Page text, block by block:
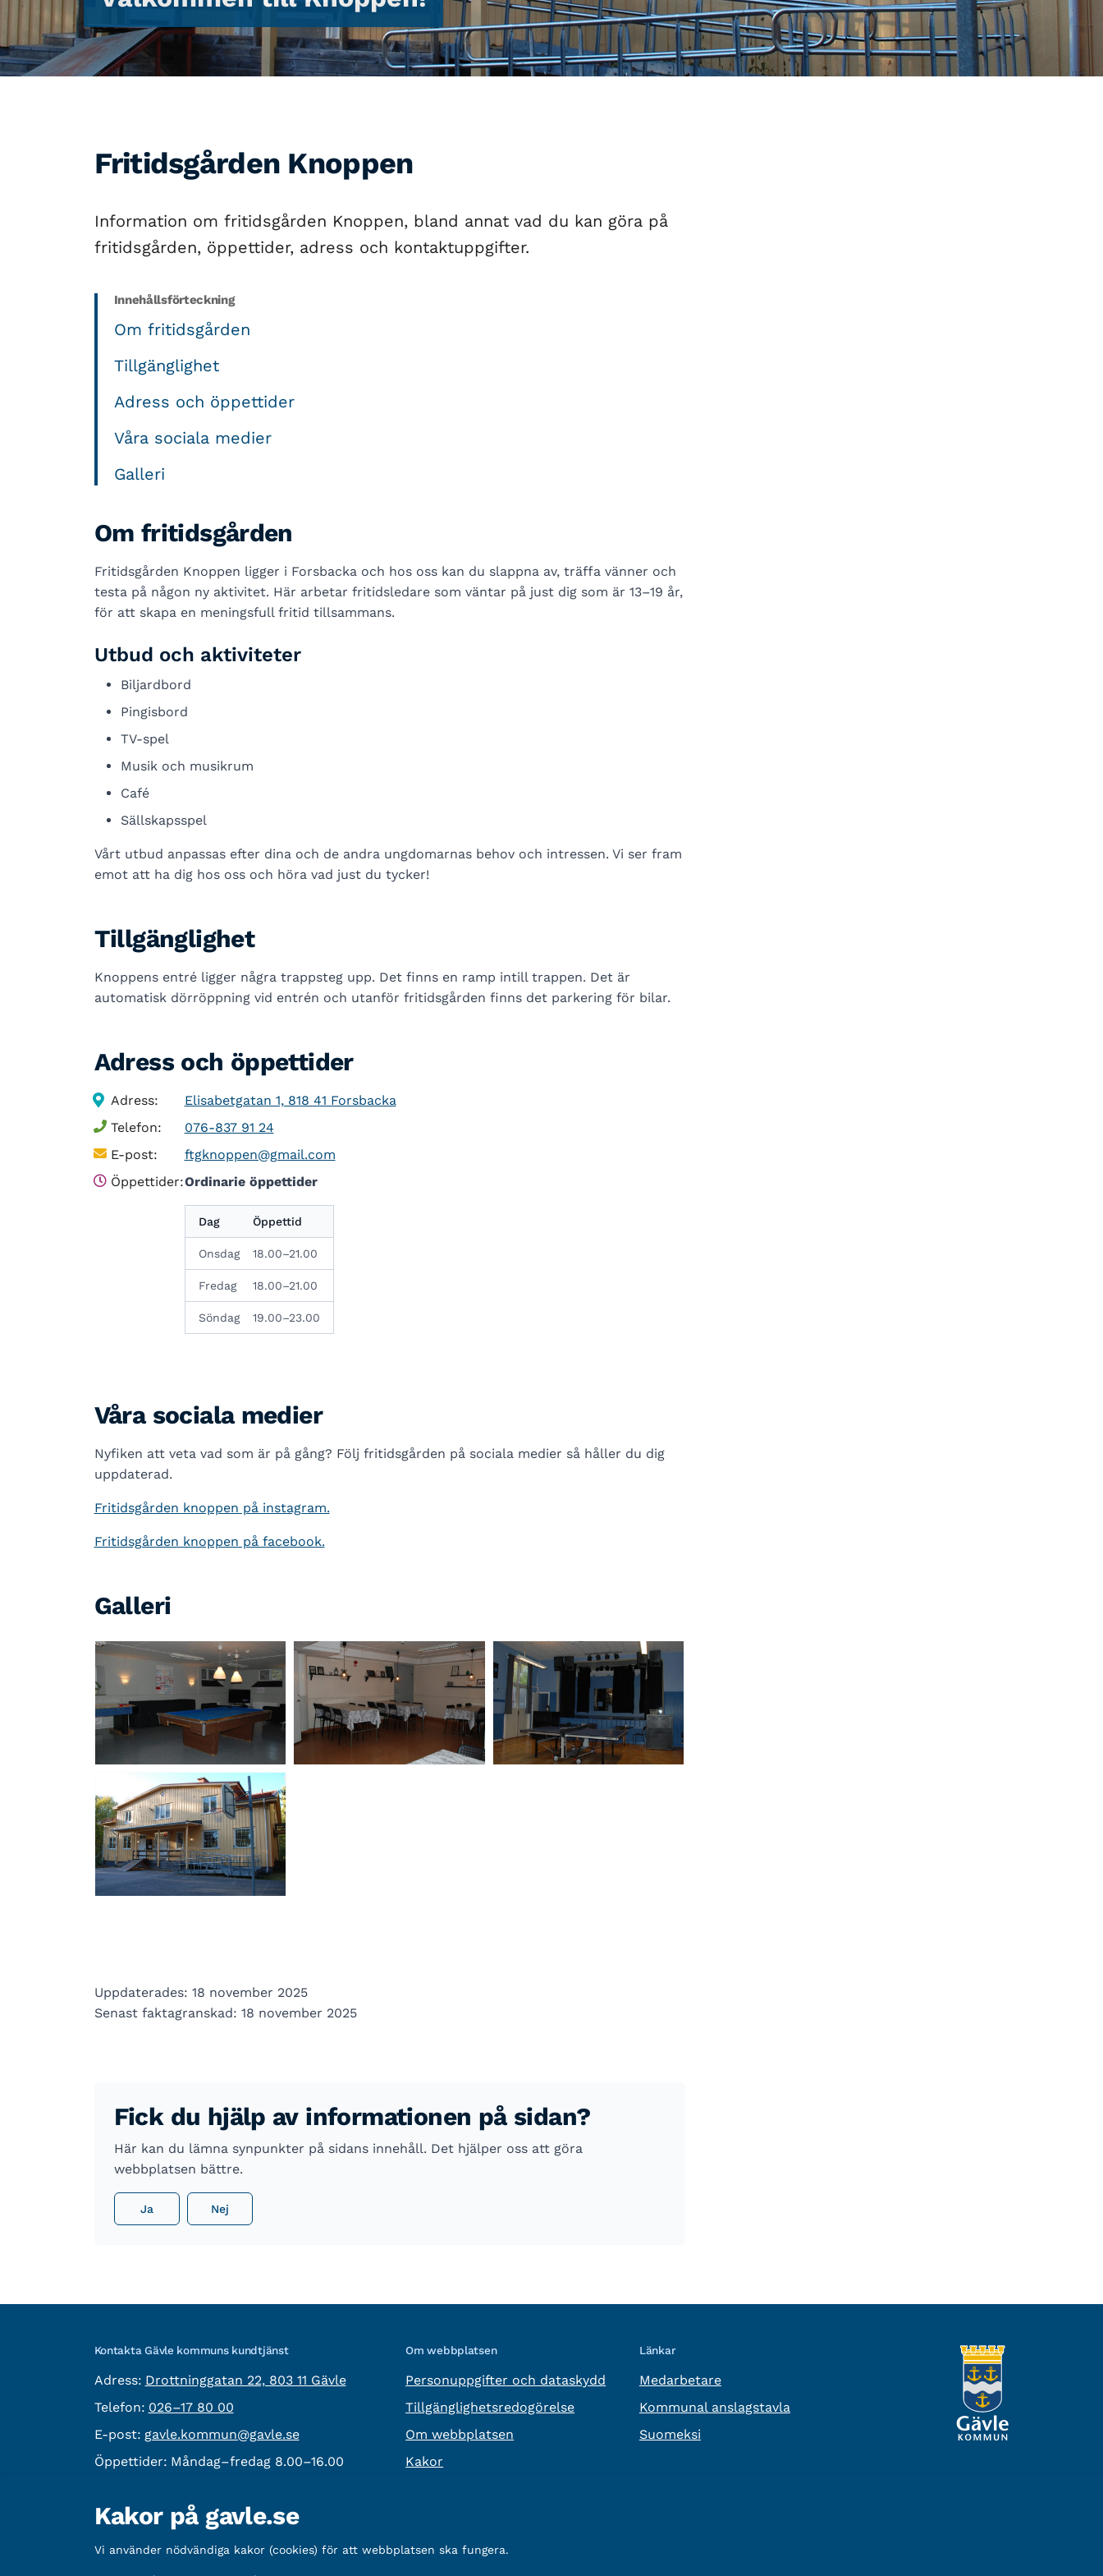
Fritidsgården Knoppen
Information om fritidsgården Knoppen, bland annat vad du kan göra på
fritidsgården, öppettider, adress och kontaktuppgifter.
Innehållsförteckning
Om fritidsgården
Tillgänglighet
Adress och öppettider
Våra sociala medier
Galleri
Om fritidsgården
Fritidsgården Knoppen ligger i Forsbacka och hos oss kan du slappna av, träffa vänner och
testa på någon ny aktivitet. Här arbetar fritidsledare som väntar på just dig som är 13–19 år,
för att skapa en meningsfull fritid tillsammans.
Utbud och aktiviteter
Biljardbord
Pingisbord
TV-spel
Musik och musikrum
Café
Sällskapsspel
Vårt utbud anpassas efter dina och de andra ungdomarnas behov och intressen. Vi ser fram
emot att ha dig hos oss och höra vad just du tycker!
Tillgänglighet
Knoppens entré ligger några trappsteg upp. Det finns en ramp intill trappen. Det är
automatisk dörröppning vid entrén och utanför fritidsgården finns det parkering för bilar.
Adress och öppettider
Adress:
Elisabetgatan 1, 818 41 Forsbacka
Telefon:
076-837 91 24
E-post:
ftgknoppen@gmail.com
Öppettider:Ordinarie öppettider
Dag Öppettid
Onsdag 18.00–21.00
Fredag 18.00–21.00
Söndag 19.00–23.00
Våra sociala medier
Nyfiken att veta vad som är på gång? Följ fritidsgården på sociala medier så håller du dig
uppdaterad.
Fritidsgården knoppen på instagram.
Fritidsgården knoppen på facebook.
Galleri
Uppdaterades: 18 november 2025
Senast faktagranskad: 18 november 2025
Fick du hjälp av informationen på sidan?
Här kan du lämna synpunkter på sidans innehåll. Det hjälper oss att göra
webbplatsen bättre.
Ja Nej
Kontakta Gävle kommuns kundtjänst
Adress: besöksadress:
Drottninggatan 22, 803 11 Gävle
Telefon: Telefon:
026–17 80 00
E-post: E-post:
gavle.kommun@gavle.se
Öppettider: Måndag–fredag 8.00–16.00
Om webbplatsen
Personuppgifter och dataskydd
Tillgänglighetsredogörelse
Om webbplatsen
Kakor
Länkar
Medarbetare
Kommunal anslagstavla
Suomeksi
Övrig information
Organisationsnummer: 212000-2338
Kakor på gavle.se
Vi använder nödvändiga kakor (cookies) för att webbplatsen ska fungera.